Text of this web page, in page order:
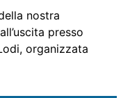
nostra
presso
organizzata